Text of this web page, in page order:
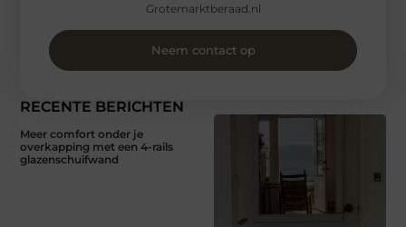
RECENTE BERICHTEN
Meer comfort onder je
overkapping met een 4-rails
glazenschuifwand
Grotemarktberaad.nl
Neem contact op